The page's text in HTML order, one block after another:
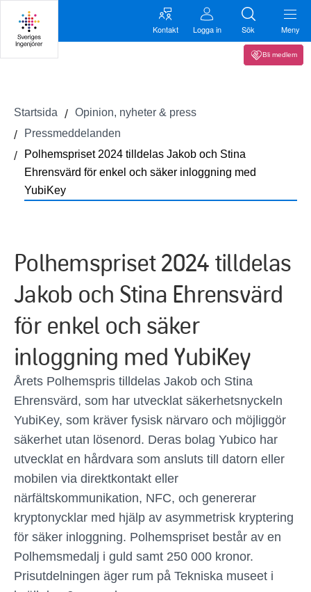
Kontakt Logga in Sök Meny
Bli medlem
Startsida
Opinion, nyheter & press
Pressmeddelanden
Polhemspriset 2024 tilldelas Jakob och Stina
Ehrensvärd för enkel och säker inloggning med
YubiKey
Polhemspriset 2024 tilldelas
Jakob och Stina Ehrensvärd
för enkel och säker
inloggning med YubiKey
Årets Polhemspris tilldelas Jakob och Stina
Ehrensvärd, som har utvecklat säkerhetsnyckeln
YubiKey, som kräver fysisk närvaro och möjliggör
säkerhet utan lösenord. Deras bolag Yubico har
utvecklat en hårdvara som ansluts till datorn eller
mobilen via direktkontakt eller
närfältskommunikation, NFC, och genererar
kryptonycklar med hjälp av asymmetrisk kryptering
för säker inloggning. Polhemspriset består av en
Polhemsmedalj i guld samt 250 000 kronor.
Prisutdelningen äger rum på Tekniska museet i